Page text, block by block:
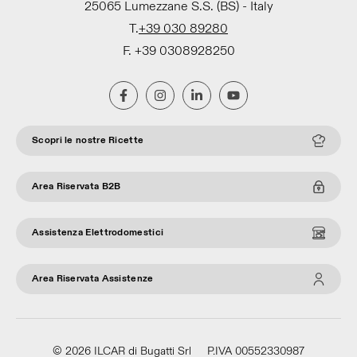
25065 Lumezzane S.S. (BS) - Italy
T.+39 030 89280
F. +39 0308928250
Scopri le nostre Ricette
Area Riservata B2B
Assistenza Elettrodomestici
Area Riservata Assistenze
© 2026 ILCAR di Bugatti Srl P.IVA 00552330987